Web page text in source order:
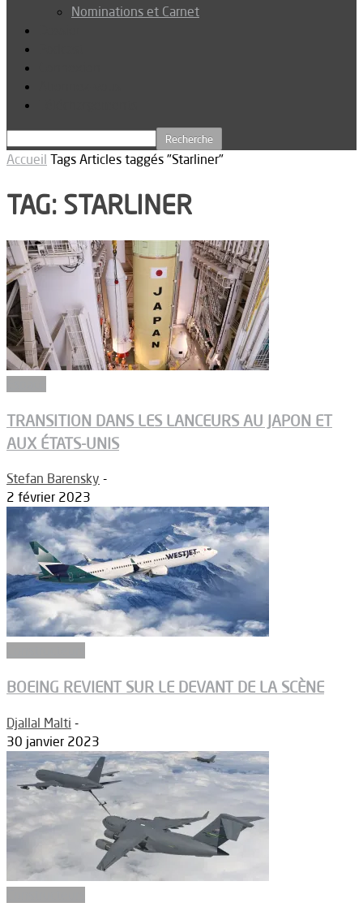
Nominations et Carnet
Accueil Tags Articles taggés "Starliner"
TAG: STARLINER
TRANSITION DANS LES LANCEURS AU JAPON ET
AUX ÉTATS-UNIS
Stefan Barensky -
2 février 2023
BOEING REVIENT SUR LE DEVANT DE LA SCÈNE
Djallal Malti -
30 janvier 2023